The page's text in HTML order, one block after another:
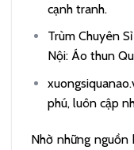
cạnh tranh.
Trùm Chuyên
Nội: Áo thun
phú, luôn cập
Nhờ những